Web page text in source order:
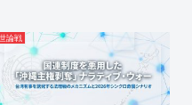
す。私は、適正な意見陳述（弁
）を行うにあたり、沖縄県行政
手続条例第28条で定められた...
論戦